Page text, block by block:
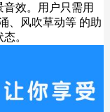
效。用户只需用
、风吹草动等 的助
。